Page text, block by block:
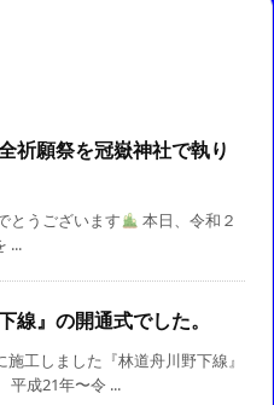
祈願祭を冠嶽神社で執り
とうございます
本日、令和２
...
線』の開通式でした。
工しました『林道舟川野下線』
平成21年〜令 ...